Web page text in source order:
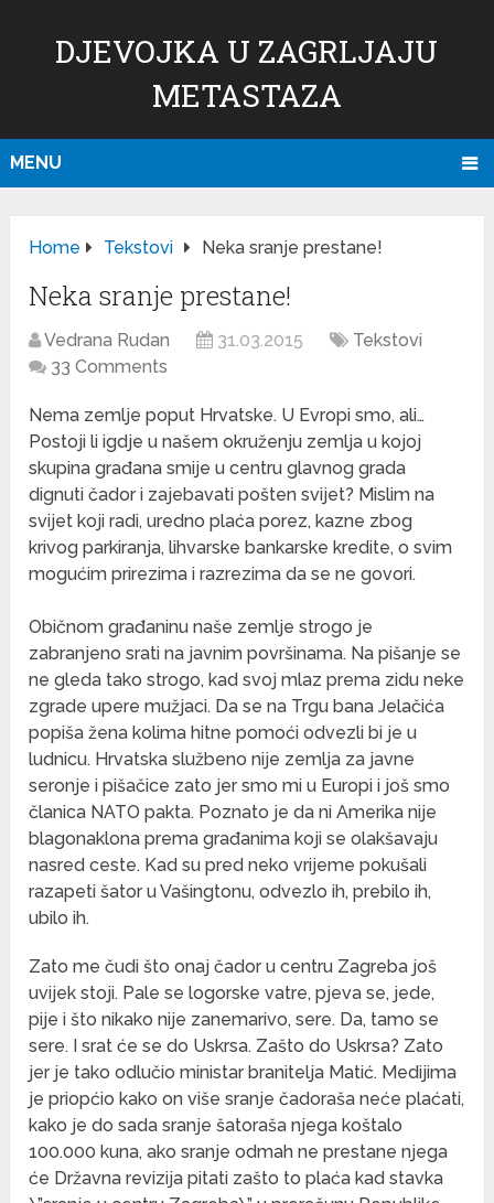
DJEVOJKA U ZAGRLJAJU
METASTAZA
MENU
Home Tekstovi Neka sranje prestane!
Neka sranje prestane!
Vedrana Rudan 31.03.2015
Tekstovi
33 Comments
Nema zemlje poput Hrvatske. U Evropi smo, ali…
Postoji li igdje u našem okruženju zemlja u kojoj
skupina građana smije u centru glavnog grada
dignuti čador i zajebavati pošten svijet? Mislim na
svijet koji radi, uredno plaća porez, kazne zbog
krivog parkiranja, lihvarske bankarske kredite, o svim
mogućim prirezima i razrezima da se ne govori.
Običnom građaninu naše zemlje strogo je
zabranjeno srati na javnim površinama. Na pišanje se
ne gleda tako strogo, kad svoj mlaz prema zidu neke
zgrade upere mužjaci. Da se na Trgu bana Jelačića
popiša žena kolima hitne pomoći odvezli bi je u
ludnicu. Hrvatska službeno nije zemlja za javne
seronje i pišačice zato jer smo mi u Europi i još smo
članica NATO pakta. Poznato je da ni Amerika nije
blagonaklona prema građanima koji se olakšavaju
nasred ceste. Kad su pred neko vrijeme pokušali
razapeti šator u Vašingtonu, odvezlo ih, prebilo ih,
ubilo ih.
Zato me čudi što onaj čador u centru Zagreba još
uvijek stoji. Pale se logorske vatre, pjeva se, jede,
pije i što nikako nije zanemarivo, sere. Da, tamo se
sere. I srat će se do Uskrsa. Zašto do Uskrsa? Zato
jer je tako odlučio ministar branitelja Matić. Medijima
je priopćio kako on više sranje čadoraša neće plaćati,
kako je do sada sranje šatoraša njega koštalo
100.000 kuna, ako sranje odmah ne prestane njega
će Državna revizija pitati zašto to plaća kad stavka